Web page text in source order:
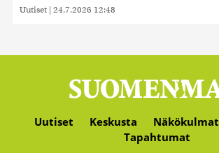
Uutiset | 24.7.2026 12:48
Uutiset Keskusta Näkökulmat
Tapahtumat